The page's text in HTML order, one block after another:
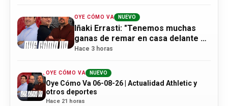
OYE CÓMO VA NUEVO
Iñaki Errasti: "Tenemos muchas
ganas de remar en casa delante de
la afición"
Hace 3 horas
OYE CÓMO VA NUEVO
Oye Cómo Va 06-08-26 | Actualidad Athletic y
otros deportes
Hace 21 horas